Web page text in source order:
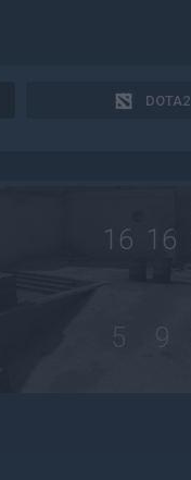
DOTA2
16 16
5 9